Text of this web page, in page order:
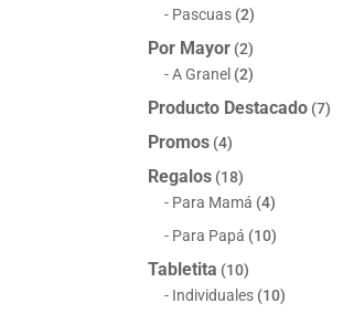
Pascuas (2)
Por Mayor (2)
A Granel (2)
Producto Destacado (7)
Promos (4)
Regalos (18)
Para Mamá (4)
Para Papá (10)
Tabletita (10)
Individuales (10)